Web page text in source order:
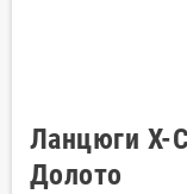
Ланцюги X-
Долото